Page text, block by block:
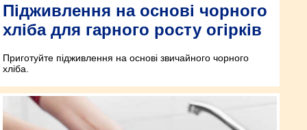
Підживлення на основі чорного
хліба для гарного росту огірків
Приготуйте підживлення на основі звичайного чорного
хліба.